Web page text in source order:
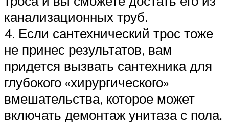
канализационных труб.
4. Если сантехнический трос тоже
не принес результатов, вам
придется вызвать сантехника для
глубокого «хирургического»
вмешательства, которое может
включать демонтаж унитаза с пола.